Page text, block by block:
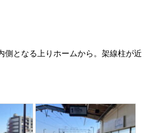
側となる上りホームから。架線柱が近